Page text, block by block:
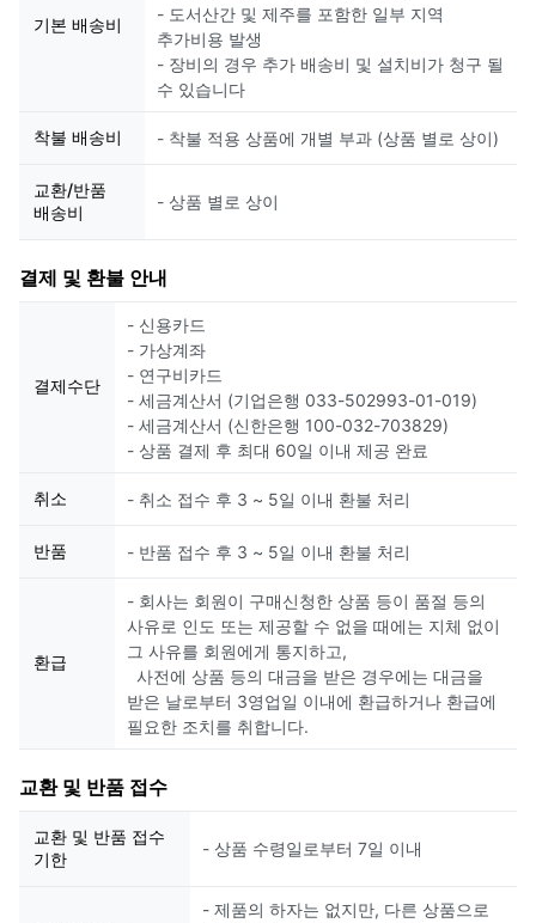
기본 배송비
- 도서산간 및 제주를 포함한 일부 지역
추가비용 발생
- 장비의 경우 추가 배송비 및 설치비가 청구 될
수 있습니다
착불 배송비 - 착불 적용 상품에 개별 부과 (상품 별로 상이)
교환/반품
배송비
- 상품 별로 상이
결제 및 환불 안내
결제수단
- 신용카드
- 가상계좌
- 연구비카드
- 세금계산서 (기업은행 033-502993-01-019)
- 세금계산서 (신한은행 100-032-703829)
- 상품 결제 후 최대 60일 이내 제공 완료
취소 - 취소 접수 후 3 ~ 5일 이내 환불 처리
반품 - 반품 접수 후 3 ~ 5일 이내 환불 처리
환급
- 회사는 회원이 구매신청한 상품 등이 품절 등의
사유로 인도 또는 제공할 수 없을 때에는 지체 없이
그 사유를 회원에게 통지하고,
사전에 상품 등의 대금을 받은 경우에는 대금을
받은 날로부터 3영업일 이내에 환급하거나 환급에
필요한 조치를 취합니다.
교환 및 반품 접수
교환 및 반품 접수
기한
- 상품 수령일로부터 7일 이내
- 제품의 하자는 없지만, 다른 상품으로